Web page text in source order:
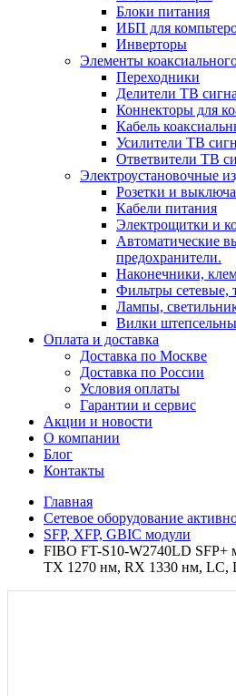
Блоки питания
ИБП для
Инверторы
Элементы
Переходники
Делители ТВ
Коннекторы для
Кабель
Усилители ТВ
Ответвители ТВ
Электроустановочные
Розетки и
Кабели питания
Электрощитки и
Автоматические
предохранители.
Наконечники,
Фильтры сетевые,
Лампы,
Вилки
Оплата и доставка
Доставка по Москве
Доставка по России
Условия оплаты
Гарантии и сервис
Акции и новости
О компании
Блог
Контакты
Главная
Сетевое оборудование
SFP, XFP, GBIC модули
FIBO FT-S10-W2740LD SFP+
TX 1270 нм, RX 1330 нм, LC,